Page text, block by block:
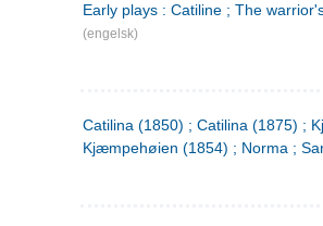
Early plays : Catiline ; The
(engelsk)
Catilina (1850) ; Catilina (1875) ;
Kjæmpehøien (1854) ; Norma ;